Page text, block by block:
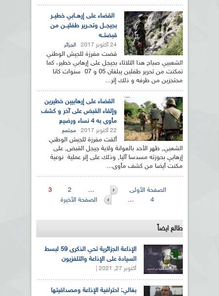
القضاء على إرهــابي خطيــر
بجيجــل وتحــرير طفليــن من
قبضتــه
24 أكتوبر 2017 الجزائر
قضت مفرزة للجيش الوطني
الشعبيي صباح هذا الثلاثاء بجيجل على إرهابي خطير، كما
تمكنت من تحرير طفلين يبلغان 05 و 07 سنوات كانا
محتجزين من طرفه و ذلك إثر...
القضاء على إرهابيين خطيرين
وإلقاء القبض على آخر و كشف
مأوى به 4 نساء ورضيع
22 أكتوبر 2017 مجتمع
ألقت مفرزة للجيش الوطني
الشعبي, ظهر الأحد بالعوانة ولاية جيجل القبض, على
إرهابي بحوزته مسدسا آليا, وذلك على إثر عملية نوعية
مكنت أيضا من كشف مأوى...
الصفحات
الصفحة الأولى …
2
3
4
… الصفحة الأخيرة
طالع ايضاً
الإذاعة الجزائرية تحي الذكرى 59 لبسط
السيادة على الإذاعة والتلفزيون
أكتوبر 27, 2021 |
بغالي: احترافية الإذاعة ومصداقيتها